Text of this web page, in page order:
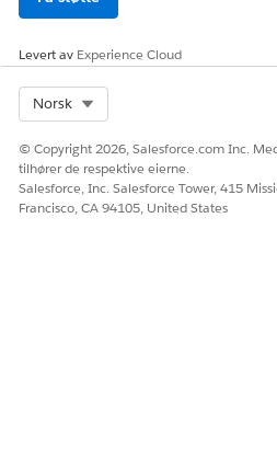
planlegges, for Maksimal
Legg til komponenten
tjenesteområdekapasitet på
tjenesteområdesiden.
SE OGSÅ:
Aktivere og konfigurere
Oppdatere skiftarbeidsemner
Levert av Experience Cloud
Norsk
© Copyright 2026, Salesforce.com Inc.
tilhører de respektive eierne.
Salesforce, Inc. Salesforce Tower, 415
Francisco, CA 94105, United States